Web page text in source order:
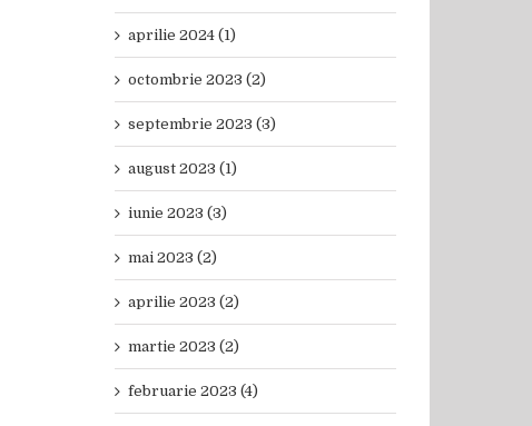
aprilie 2024 (1)
octombrie 2023 (2)
septembrie 2023 (3)
august 2023 (1)
iunie 2023 (3)
mai 2023 (2)
aprilie 2023 (2)
martie 2023 (2)
februarie 2023 (4)